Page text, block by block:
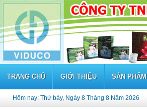
TRANG CHỦ GIỚI THIỆU SẢN PHẨM
Hôm nay: Thứ bảy, Ngày 8 Tháng 8 Năm 2026